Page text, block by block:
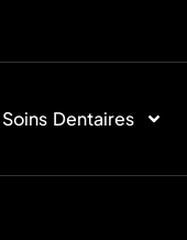
Soins Dentaires